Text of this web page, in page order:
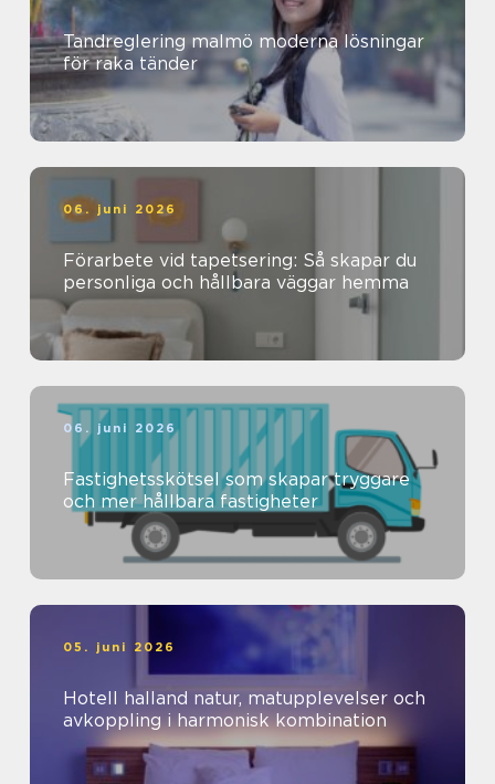
Tandreglering malmö moderna lösningar
för raka tänder
06. juni 2026
Förarbete vid tapetsering: Så skapar du
personliga och hållbara väggar hemma
06. juni 2026
Fastighetsskötsel som skapar tryggare
och mer hållbara fastigheter
05. juni 2026
Hotell halland natur, matupplevelser och
avkoppling i harmonisk kombination